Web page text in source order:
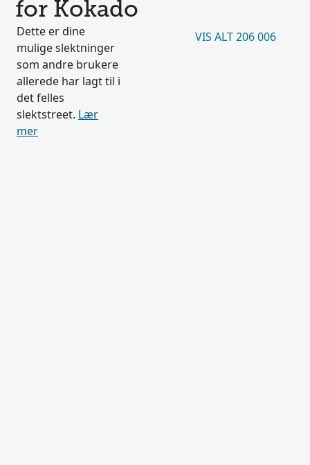
for Kokado
Dette er dine
mulige slektninger
som andre brukere
allerede har lagt til i
det felles
slektstreet. Lær
mer
VIS ALT 206 006